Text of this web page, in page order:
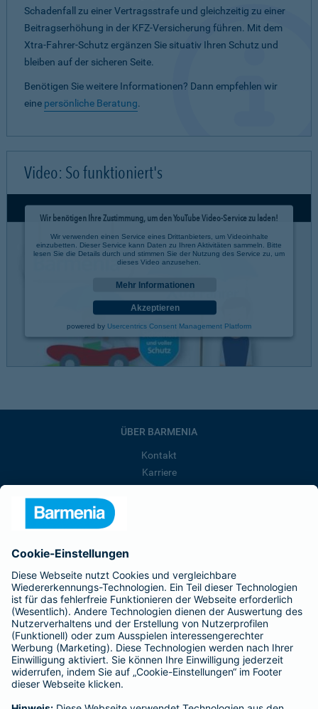
Schadenfall zu einer Vertragsstrafe und gleichzeitig zu einer
Beitragserhöhung in der KFZ-Versicherung führen. Mit dem
Xtra-Fahrer-Schutz ergänzen Sie situativ Ihren Schutz und
bleiben auf der sicheren Seite.
Benötigen Sie weitere Informationen? Dann empfehlen wir
eine persönliche Beratung.
Video: So funktioniert's
Wir benötigen Ihre Zustimmung, um den YouTube Video-Service zu laden!
Wir verwenden einen Service eines Drittanbieters, um Videoinhalte
einzubetten. Dieser Service kann Daten zu Ihren Aktivitäten sammeln. Bitte
lesen Sie die Details durch und stimmen Sie der Nutzung des Service zu, um
dieses Video anzusehen.
Mehr Informationen
Akzeptieren
powered by Usercentrics Consent Management Platform
ÜBER BARMENIA
Kontakt
Karriere
Barmenia ist Teil der BarmeniaGothaer
BELIEBTE SEITEN
Kranken-Zusatzversicherung
Tierversicherungen
Haftpflichtversicherung
Hausratversicherung